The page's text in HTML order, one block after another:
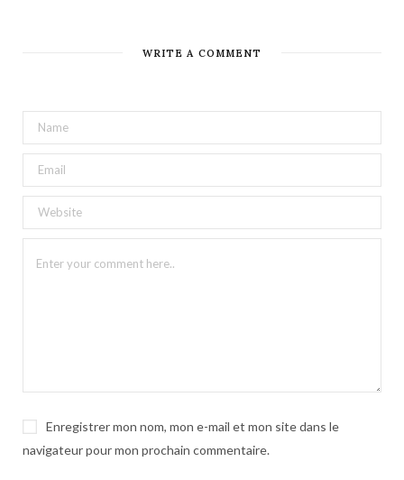
WRITE A COMMENT
Enregistrer mon nom, mon e-mail et mon site dans le
navigateur pour mon prochain commentaire.